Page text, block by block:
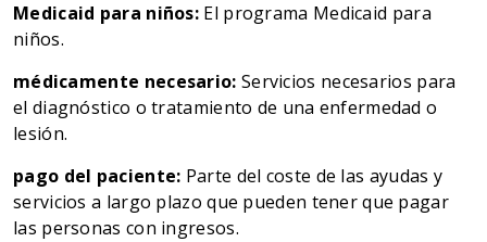
Medicaid para niños: El programa Medicaid para
niños.
médicamente necesario: Servicios necesarios para
el diagnóstico o tratamiento de una enfermedad o
lesión.
pago del paciente: Parte del coste de las ayudas y
servicios a largo plazo que pueden tener que pagar
las personas con ingresos.